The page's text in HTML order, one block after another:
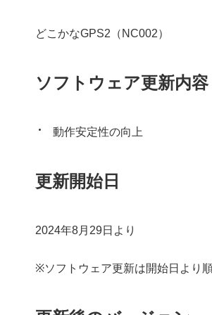
どこかなGPS2（NC002）
ソフトウェア更新内容
動作安定性の向上
更新開始日
2024年8月29日より
※ソフトウェア更新は開始日より